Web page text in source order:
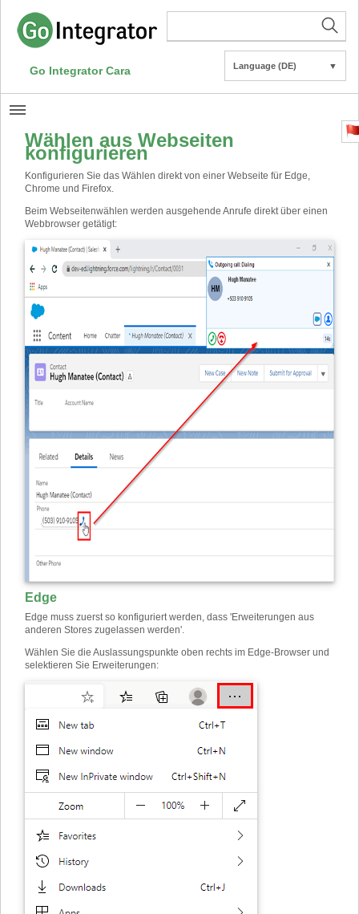
Go Integrator Cara Language (DE) ▼
Wählen aus Webseiten
konfigurieren
Konfigurieren Sie das Wählen direkt von einer Webseite für Edge,
Chrome und Firefox.
Beim Webseitenwählen werden ausgehende Anrufe direkt über einen
Webbrowser getätigt:
Edge
Edge muss zuerst so konfiguriert werden, dass 'Erweiterungen aus
anderen Stores zugelassen werden'.
Wählen Sie die Auslassungspunkte oben rechts im Edge-Browser und
selektieren Sie Erweiterungen: